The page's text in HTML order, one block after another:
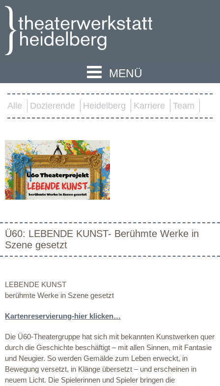
MENÜ
Alle Dozierende Heidelberg Karriere Team
Ü60: LEBENDE KUNST- Berühmte Werke in
Szene gesetzt
LEBENDE KUNST
berühmte Werke in Szene gesetzt
Kartenreservierung-hier klicken…
Die Ü60-Theatergruppe hat sich mit bekannten Kunstwerken quer
durch die Geschichte beschäftigt – mit allen Sinnen, mit Fantasie
und Neugier. So werden Gemälde zum Leben erweckt, in
Bewegung versetzt, in Klänge übersetzt – und erscheinen in
neuem Licht. Die Spielerinnen und Spieler bringen die